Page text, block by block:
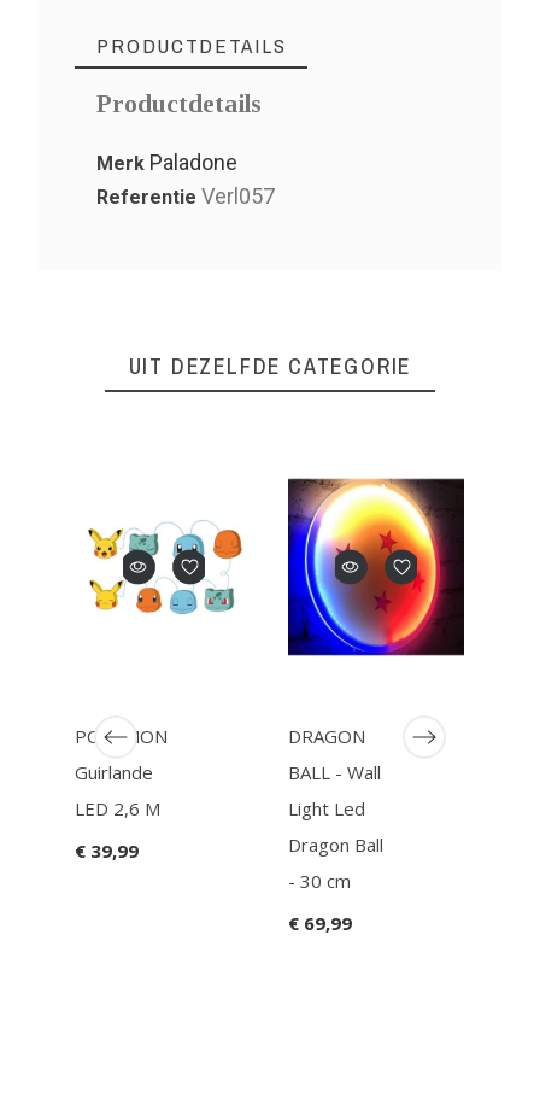
PRODUCTDETAILS
Productdetails
Merk Paladone
ReferentieVerl057
UIT DEZELFDE CATEGORIE
POKEMON
Guirlande
LED 2,6 M
€ 39,99
DRAGON
BALL - Wall
Light Led
Dragon Ball
- 30 cm
€ 69,99